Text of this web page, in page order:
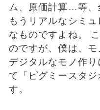
ム、原価計算…等、
もうリアルなシミ
なものですよね。
のですが、僕は、モ
デジタルなモノ作
て「ピグミースタ
す。